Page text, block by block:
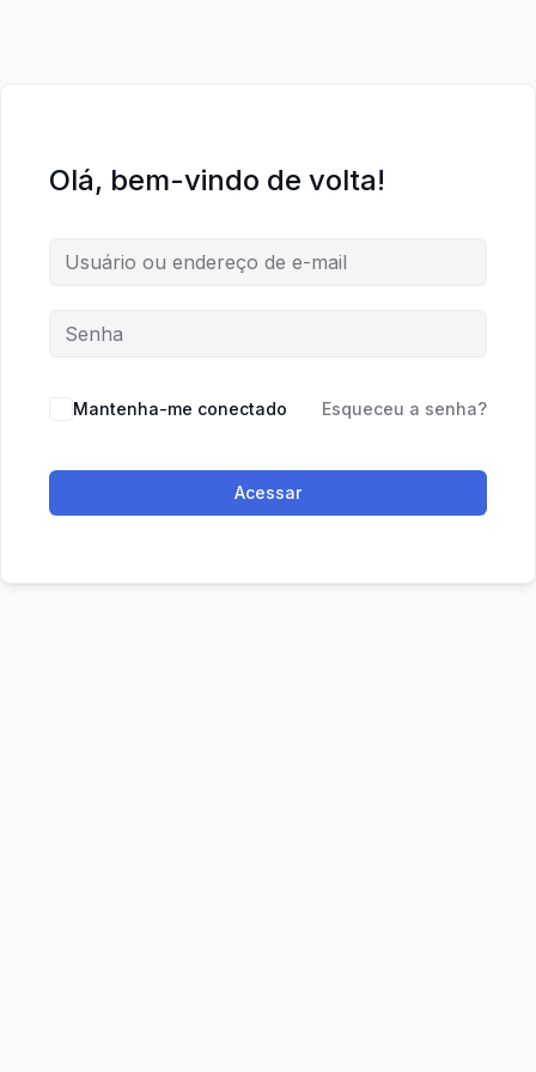
Olá, bem-vindo de volta!
Mantenha-me conectado Esqueceu a senha?
Acessar